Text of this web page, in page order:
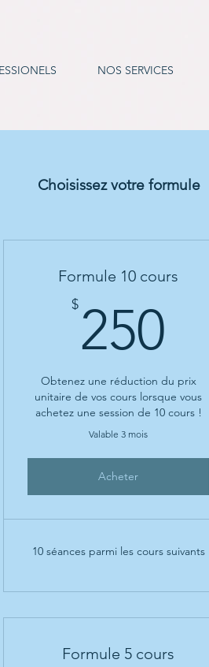
NOS SERVICES
Choisissez votre formule
Formule 10 cours
$ 250
Obtenez une réduction du prix
unitaire de vos cours lorsque vous
achetez une session de 10 cours !
Valable 3 mois
Acheter
10 séances parmi les cours suivants
Formule 5 cours